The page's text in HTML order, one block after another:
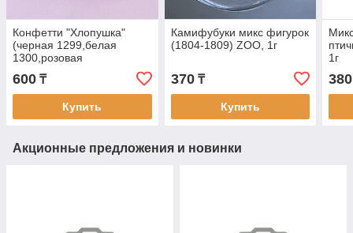
Конфетти "Хлопушка"
(черная 1299,белая
1300,розовая
1301,голубая 1302) ZOO,
2г
600 ₸
Купить
Камифубуки микс фигурок
(1804-1809) ZOO, 1г
370₸
Купить
1г
380
Акционные предложения и новинки